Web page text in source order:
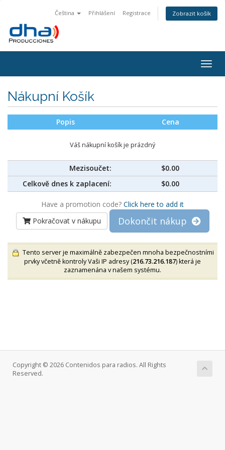
Čeština Přihlášení Registrace Zobrazit košík
Nákupní Košík
Popis Cena
Váš nákupní košík je prázdný
Mezisoučet:
$0.00
Celkově dnes k zaplacení:
$0.00
Have a promotion code? Click here to add it
Pokračovat v nákupu
Dokončit nákup
Tento server je maximálně zabezpečen mnoha bezpečnostními
prvky včetně kontroly Vaši IP adresy (216.73.216.187) která je
zaznamenána v našem systému.
Copyright © 2026 Contenidos para radios. All Rights
Reserved.